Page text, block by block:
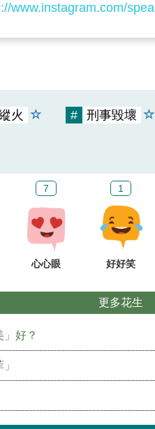
www.instagram.com/
火 # 刑事毀壞
7
心心眼
1
好好笑
更多花生
」好？